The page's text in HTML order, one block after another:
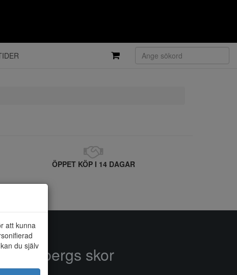
ÖPPET KÖP I 14 DAGAR
att kunna
du själv
Anderbergs skor